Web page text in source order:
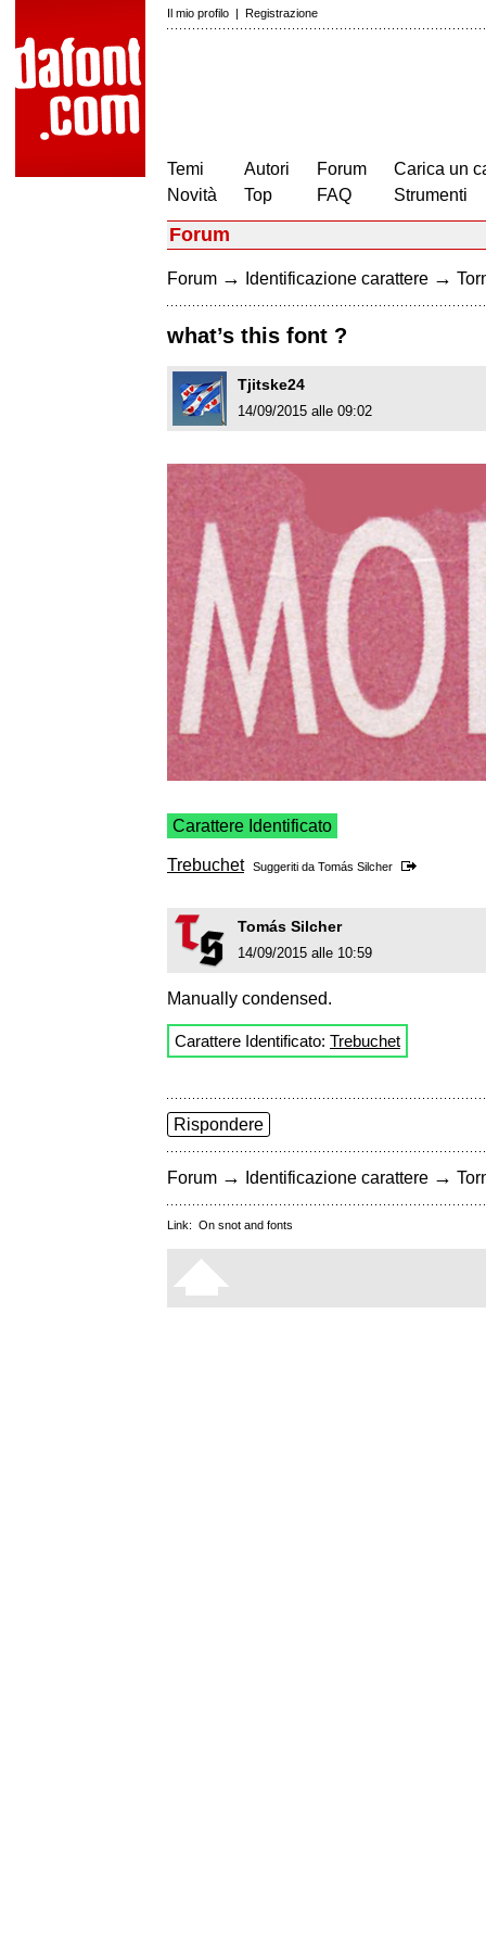
Il mio profilo | Registrazione
Temi
Novità
Autori
Top
Forum
FAQ
Carica un
Strumenti
Forum
Forum → Identificazione carattere →
what’s this font ?
Tjitske24
14/09/2015 alle 09:02
Carattere Identificato
Trebuchet Suggeriti da Tomás Silcher
Tomás Silcher
14/09/2015 alle 10:59
Manually condensed.
Carattere Identificato: Trebuchet
Rispondere
Forum → Identificazione carattere →
Link: On snot and fonts